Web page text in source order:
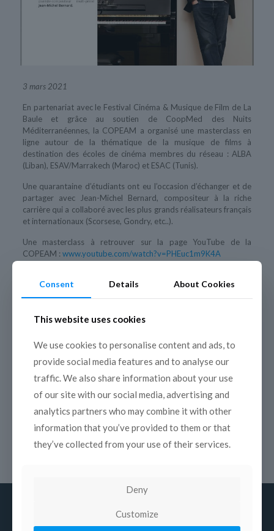
3 mars 2021
En partenariat avec le Festival Cinéma & Musique de Film de La
Baule et grâce au soutien de CoopMed des Nuits
Méditerranéennes, la COPEAM a organisé une masterclass en
ligne autour de la thématique de la musique de films à
destination des écoles de cinéma membres du réseau : ALBA
(Liban), ESAV/Marrakech (Maroc) et ESAC (Tunis).
Une quarantaine d’étudiants ont eu l’occasion d’échanger et de
partager avec Jean-Michel Bernard, compositeur à la riche
carrière qui a collaboré avec les plus grands réalisateurs français
et internationaux (Scorsese, Gondry, etc..).
Une masterclass à retrouver sur la page YouTube de la
COPEAM : www.youtube.com/watch?v=PHEuc1m9K4A
Consent Details About Cookies
This website uses cookies
We use cookies to personalise content and ads, to
provide social media features and to analyse our
traffic. We also share information about your use
of our site with our social media, advertising and
analytics partners who may combine it with other
information that you’ve provided to them or that
they’ve collected from your use of their services.
Deny
Customize